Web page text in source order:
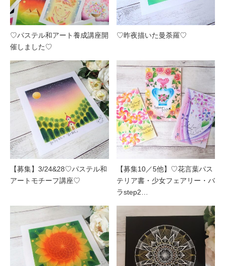
♡パステル和アート養成講座開
催しました♡
♡昨夜描いた曼荼羅♡
【募集】3/24&28♡パステル和
アートモチーフ講座♡
【募集10／5他】♡花言葉パス
テリア書・少女フェアリー・バ
ラstep2…